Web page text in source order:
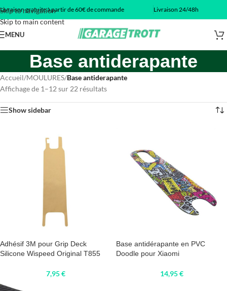
Skip to navigation
Skip to main content
Livraison gratuite à partir de 60€ de commande Livraison 24/48h
MENU
Base antiderapante
Accueil/MOULURES/Base antiderapante
Affichage de 1–12 sur 22 résultats
Show sidebar
Adhésif 3M pour Grip Deck
Silicone Wispeed Original T855
7,95€
Base antidérapante en PVC
Doodle pour Xiaomi
14,95€